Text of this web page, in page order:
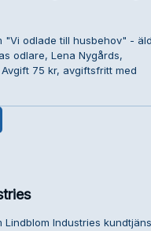
"Vi odlade till husbehov" -
odlare, Lena Nygårds,
75 kr, avgiftsfritt med
Lindblom Industries